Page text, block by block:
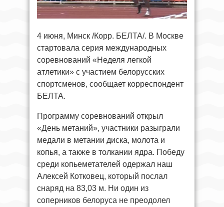
4 июня, Минск /Корр. БЕЛТА/. В Москве
стартовала серия международных
соревнований «Неделя легкой
атлетики» с участием белорусских
спортсменов, сообщает корреспондент
БЕЛТА.
Программу соревнований открыл
«День метаний», участники разыграли
медали в метании диска, молота и
копья, а также в толкании ядра. Победу
среди копьеметателей одержал наш
Алексей Котковец, который послал
снаряд на 83,03 м. Ни один из
соперников белоруса не преодолел